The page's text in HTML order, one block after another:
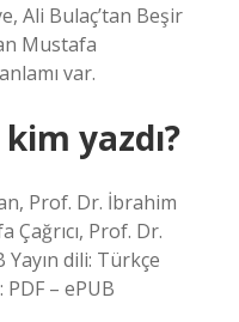
Ali Bulaç’tan Beşir
Mustafa
var.
yazdı?
Prof. Dr. İbrahim
Prof. Dr.
Yayın dili: Türkçe
– ePUB